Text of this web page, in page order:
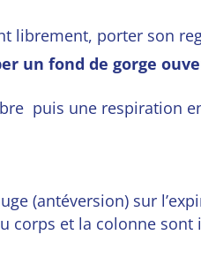
librement, porter son
un fond de gorge
puis une respiration
(antéversion) sur
corps et la colonne sont